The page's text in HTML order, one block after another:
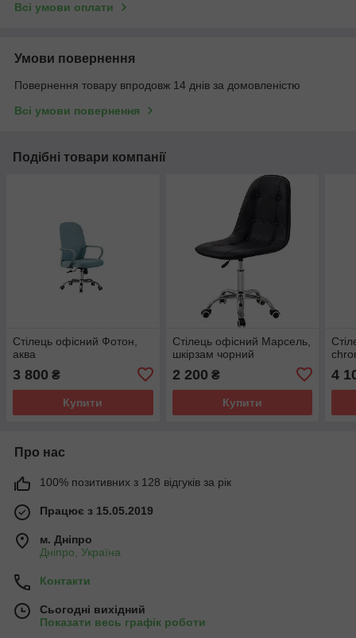
Всі умови оплати
Умови повернення
Повернення товару впродовж 14 днів за домовленістю
Всі умови повернення
Подібні товари компанії
Стілець офісний Фотон,
аква
3 800 ₴
Купити
Стілець офісний Марсель,
шкірзам чорний
2 200 ₴
Купити
4
Про нас
100% позитивних з 128 відгуків за рік
Працює з 15.05.2019
м. Дніпро
Дніпро, Україна
Контакти
Сьогодні вихідний
Показати весь графік роботи